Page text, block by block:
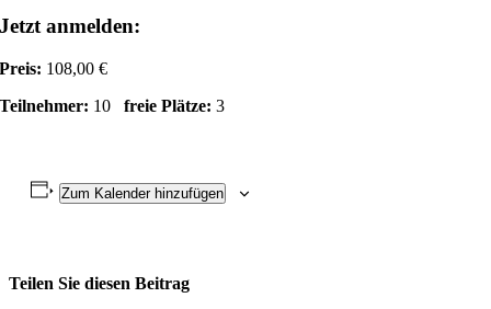
Jetzt anmelden:
Preis: 108,00 €
Teilnehmer: 10freie Plätze: 3
Zum Kalender hinzufügen
Teilen Sie diesen Beitrag